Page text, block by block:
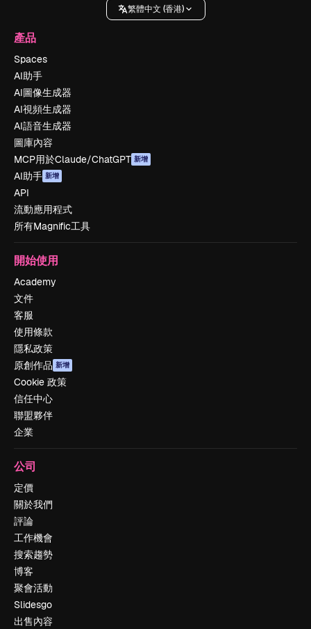
繁體中文 (香港)
產品
Spaces
AI助手
AI圖像生成器
AI視頻生成器
AI語音生成器
圖庫內容
MCP用於Claude/ChatGPT 新增
AI助手 新增
API
流動應用程式
所有Magnific工具
開始使用
Academy
文件
客服
使用條款
隱私政策
原創作品 新增
Cookie 政策
信任中心
聯盟夥伴
企業
公司
定價
關於我們
評論
工作機會
搜索趨勢
博客
聚會活動
Slidesgo
出售內容